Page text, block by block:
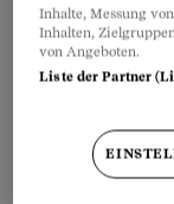
Inhalte, Messung
Inhalten,
von Angeboten.
Liste der Partner